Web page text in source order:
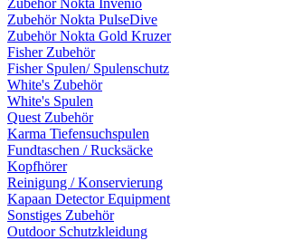
Zubehör Nokta Invenio
Zubehör Nokta PulseDive
Zubehör Nokta Gold Kruzer
Fisher Zubehör
Fisher Spulen/ Spulenschutz
White's Zubehör
White's Spulen
Quest Zubehör
Karma Tiefensuchspulen
Fundtaschen / Rucksäcke
Kopfhörer
Reinigung / Konservierung
Kapaan Detector Equipment
Sonstiges Zubehör
Outdoor Schutzkleidung